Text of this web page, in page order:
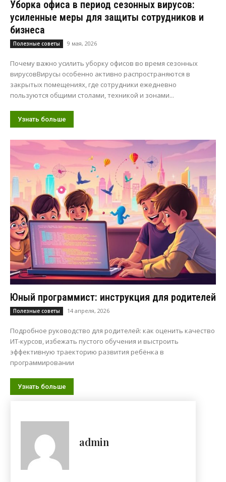
Уборка офиса в период сезонных вирусов:
усиленные меры для защиты сотрудников и
бизнеса
Полезные советы 9 мая, 2026
Почему важно усилить уборку офисов во время сезонных
вирусовВирусы особенно активно распространяются в
закрытых помещениях, где сотрудники ежедневно
пользуются общими столами, техникой и зонами...
Узнать больше
Юный программист: инструкция для родителей
Полезные советы 14 апреля, 2026
Подробное руководство для родителей: как оценить качество
ИТ-курсов, избежать пустого обучения и выстроить
эффективную траекторию развития ребёнка в
программировании
Узнать больше
admin